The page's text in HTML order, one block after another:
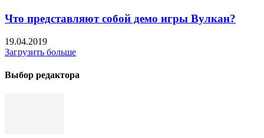
Что представляют собой демо игры Вулкан?
19.04.2019
Загрузить больше
Выбор редактора